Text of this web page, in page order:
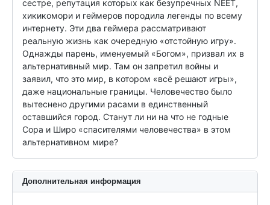
сестре, репутация которых как безупречных NEET,
хикикомори и геймеров породила легенды по всему
интернету. Эти два геймера рассматривают
реальную жизнь как очередную «отстойную игру».
Однажды парень, именуемый «Богом», призвал их в
альтернативный мир. Там он запретил войны и
заявил, что это мир, в котором «всё решают игры»,
даже национальные границы. Человечество было
вытеснено другими расами в единственный
оставшийся город. Станут ли ни на что не годные
Сора и Широ «спасителями человечества» в этом
альтернативном мире?
Дополнительная информация